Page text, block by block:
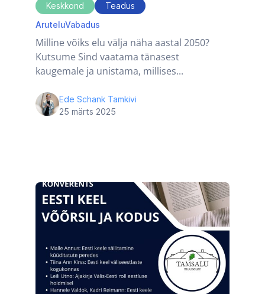
Keskkond
Teadus
AruteluVabadus
Milline võiks elu välja näha aastal 2050?
Kutsume Sind vaatama tänasest
kaugemale ja unistama, millises...
Ede Schank Tamkivi
25 märts 2025